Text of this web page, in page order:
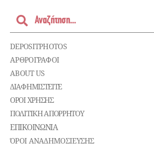
DEPOSITPHOTOS
ΑΡΘΡΟΓΡΑΦΟΙ
ABOUT US
ΔΙΑΦΗΜΙΣΤΕΊΤΕ
ΌΡΟΙ ΧΡΉΣΗΣ
ΠΟΛΙΤΙΚΉ ΑΠΟΡΡΉΤΟΥ
ΕΠΙΚΟΙΝΩΝΊΑ
ΌΡΟΙ ΑΝΑΔΗΜΟΣΙΕΥΣΗΣ